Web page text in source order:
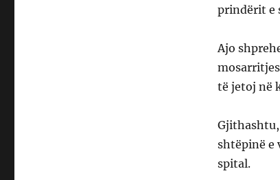
prindërit e
Ajo
të jetoj në
shtëpinë e
spital.